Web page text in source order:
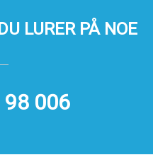
LURER PÅ NOE
98 006